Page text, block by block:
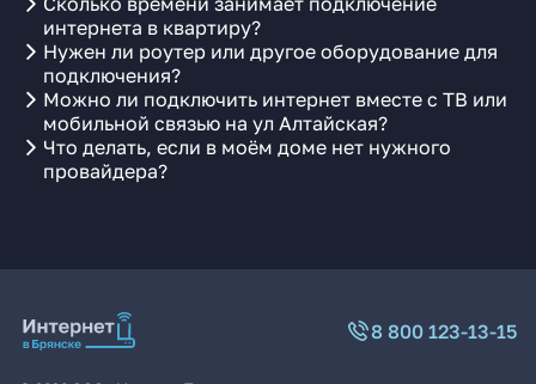
интернета в квартиру?
Нужен ли роутер или другое оборудование для
подключения?
Можно ли подключить интернет вместе с ТВ или
мобильной связью на ул Алтайская?
Что делать, если в моём доме нет нужного
провайдера?
8 800 123-13-15